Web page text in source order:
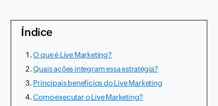
Índice
O que é Live Marketing?
Quais ações integram essa estratégia?
Principais benefícios do Live Marketing
Como executar o Live Marketing?